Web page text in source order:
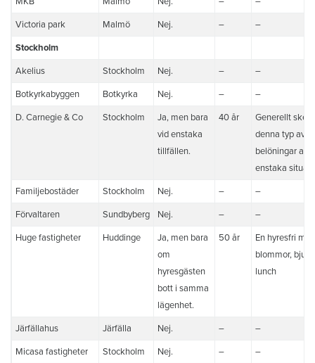
Victoria park Malmö Nej. – –
Stockholm
Akelius Stockholm Nej. – –
Botkyrkabyggen Botkyrka Nej. – –
D. Carnegie & Co Stockholm
Ja, men bara
vid enstaka
tillfällen.
40 år
Generellt sker
denna typ av
belöningar
enstaka
Familjebostäder Stockholm Nej. – –
Förvaltaren Sundbyberg Nej. – –
Huge fastigheter Huddinge
Ja, men bara
om
hyresgästen
bott i samma
lägenhet.
50 år
En hyresfri
blommor,
lunch
Järfällahus Järfälla Nej. – –
Micasa fastigheter Stockholm Nej. – –